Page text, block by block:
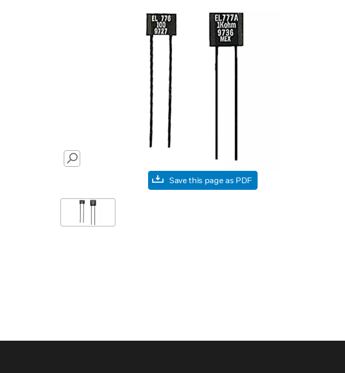
SEARCH
Save this page as PDF